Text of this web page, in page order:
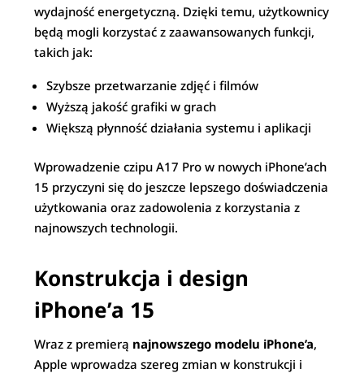
wydajność energetyczną. Dzięki temu, użytkownicy
będą mogli korzystać z zaawansowanych funkcji,
takich jak:
Szybsze przetwarzanie zdjęć i filmów
Wyższą jakość grafiki w grach
Większą płynność działania systemu i aplikacji
Wprowadzenie czipu A17 Pro w nowych iPhone’ach
15 przyczyni się do jeszcze lepszego doświadczenia
użytkowania oraz zadowolenia z korzystania z
najnowszych technologii.
Konstrukcja i design
iPhone’a 15
Wraz z premierą najnowszego modelu iPhone’a,
Apple wprowadza szereg zmian w konstrukcji i